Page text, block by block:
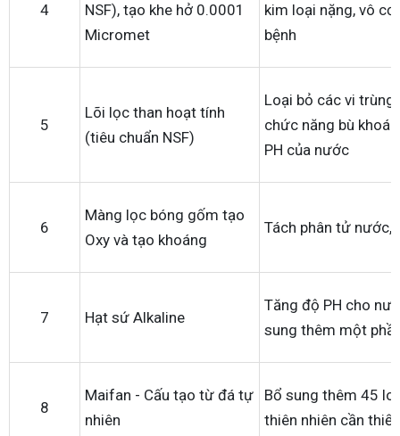
4
NSF), tạo khe hở 0.0001
Micromet
kim loại nặng, vô
bệnh
5
Lõi lọc than hoạt tính
(tiêu chuẩn NSF)
Loại bỏ các vi
chức năng bù
PH của nước
6
Màng lọc bóng gốm tạo
Oxy và tạo khoáng
Tách phân tử nước,
7 Hạt sứ Alkaline
Tăng độ PH cho
sung thêm một
8
Maifan - Cấu tạo từ đá tự
nhiên
Bổ sung thêm 45
thiên nhiên cần